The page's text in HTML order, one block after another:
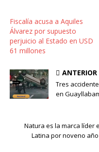
Fiscalía acusa a Aquiles
Álvarez por supuesto
perjuicio al Estado en USD
61 millones
ANTERIOR
Tres
en
Natura es la marca líder
Latina por noveno